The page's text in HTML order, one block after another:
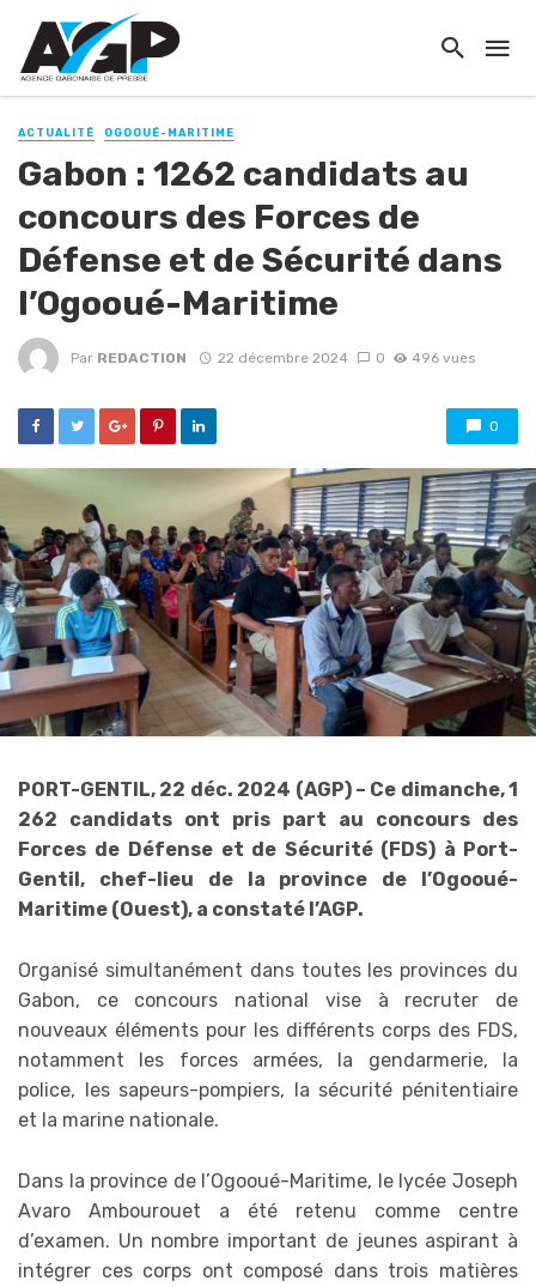
ACTUALITÉ OGOOUÉ-MARITIME
Gabon : 1262 candidats au
concours des Forces de
Défense et de Sécurité dans
l’Ogooué-Maritime
Par REDACTION 22 décembre 2024 0 496 vues
0
PORT-GENTIL, 22 déc. 2024 (AGP) – Ce dimanche, 1
262 candidats ont pris part au concours des
Forces de Défense et de Sécurité (FDS) à Port-
Gentil, chef-lieu de la province de l’Ogooué-
Maritime (Ouest), a constaté l’AGP.
Organisé simultanément dans toutes les provinces du
Gabon, ce concours national vise à recruter de
nouveaux éléments pour les différents corps des FDS,
notamment les forces armées, la gendarmerie, la
police, les sapeurs-pompiers, la sécurité pénitentiaire
et la marine nationale.
Dans la province de l’Ogooué-Maritime, le lycée Joseph
Avaro Ambourouet a été retenu comme centre
d’examen. Un nombre important de jeunes aspirant à
intégrer ces corps ont composé dans trois matières